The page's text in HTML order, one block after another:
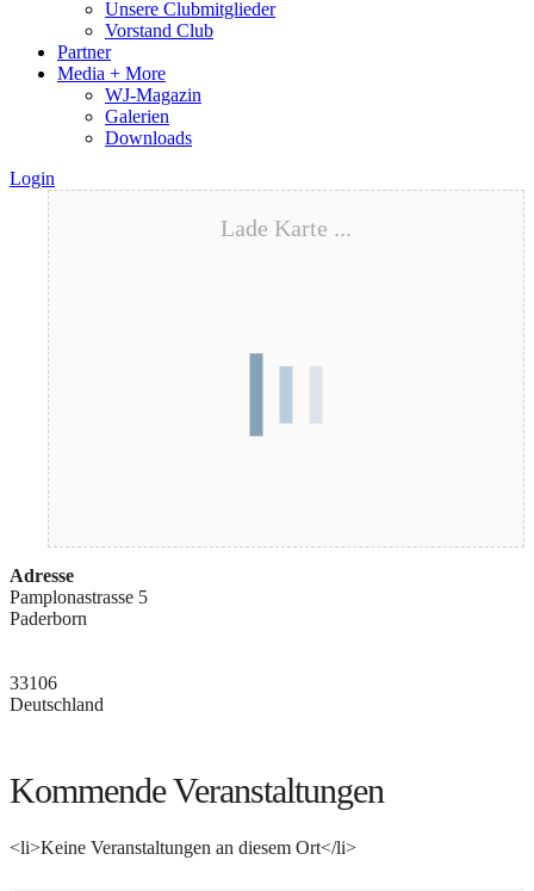
Unsere Clubmitglieder
Vorstand Club
Partner
Media + More
WJ-Magazin
Galerien
Downloads
Login
Lade Karte ...
Adresse
Pamplonastrasse 5
Paderborn
33106
Deutschland
Kommende Veranstaltungen
<li>Keine Veranstaltungen an diesem Ort</li>